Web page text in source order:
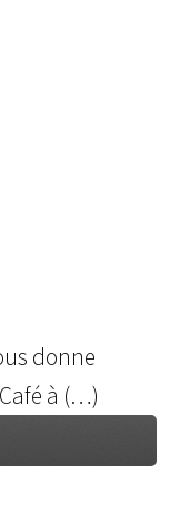
donne
à (…)